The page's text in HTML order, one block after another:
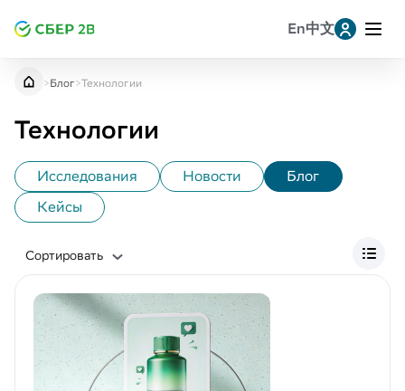
En中文
>Блог>Технологии
Технологии
Исследования Новости
Блог
Кейсы
Сортировать
Заявка на консультацию
Leave a request for research
Whatsapp
Однокласскники
Ритейл (12)
Анализ аудитории (11)
Анализ потребителя (2)
Бизнес (7)
Искуственный интеллект (1)
Большие данные (3)
Аналитика ассортимента (12)